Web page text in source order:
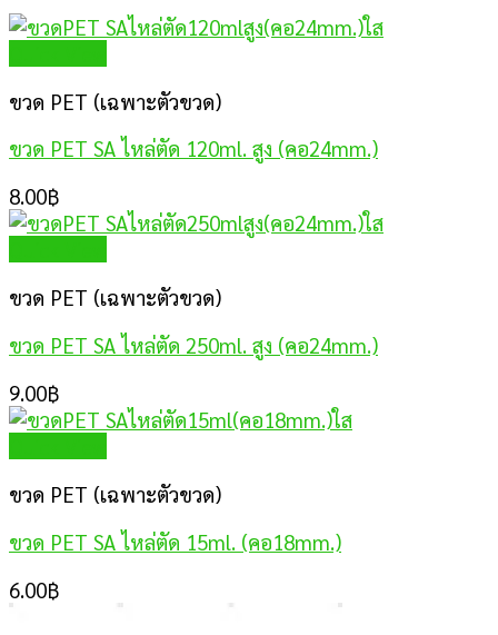
ขวด PET (เฉพาะตัวขวด)
ขวด PET SA ไหล่ตัด 120ml. สูง (คอ24mm.)
8.00฿
ขวด PET (เฉพาะตัวขวด)
ขวด PET SA ไหล่ตัด 250ml. สูง (คอ24mm.)
9.00฿
ขวด PET (เฉพาะตัวขวด)
ขวด PET SA ไหล่ตัด 15ml. (คอ18mm.)
6.00฿